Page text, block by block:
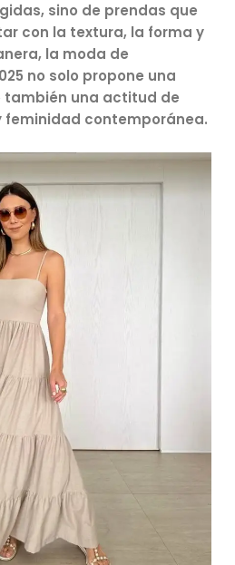
sino de prendas que
con la textura, la forma y
la moda de
no solo propone una
también una actitud de
feminidad contemporánea.